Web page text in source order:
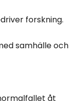
forskning.
samhälle och
åt